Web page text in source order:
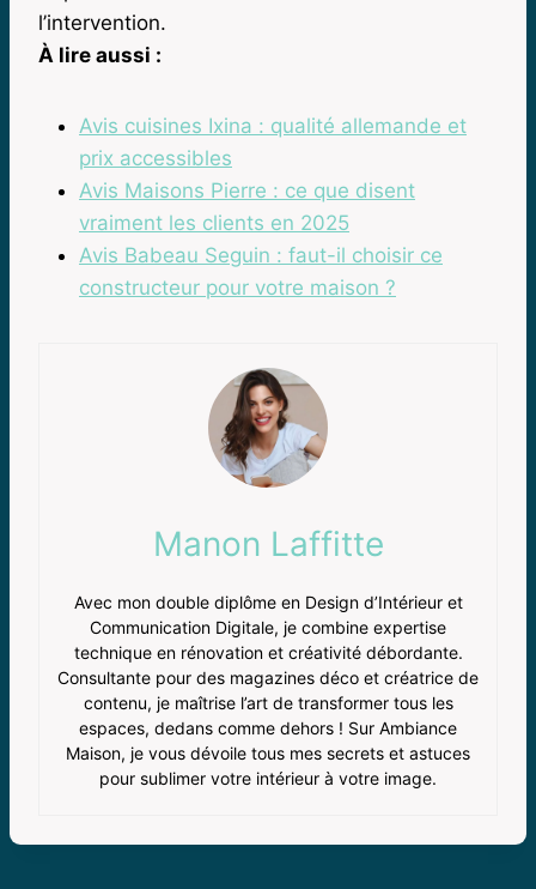
l’intervention.
À lire aussi :
Avis cuisines Ixina : qualité allemande et
prix accessibles
Avis Maisons Pierre : ce que disent
vraiment les clients en 2025
Avis Babeau Seguin : faut-il choisir ce
constructeur pour votre maison ?
Manon Laffitte
Avec mon double diplôme en Design d’Intérieur et
Communication Digitale, je combine expertise
technique en rénovation et créativité débordante.
Consultante pour des magazines déco et créatrice de
contenu, je maîtrise l’art de transformer tous les
espaces, dedans comme dehors ! Sur Ambiance
Maison, je vous dévoile tous mes secrets et astuces
pour sublimer votre intérieur à votre image.